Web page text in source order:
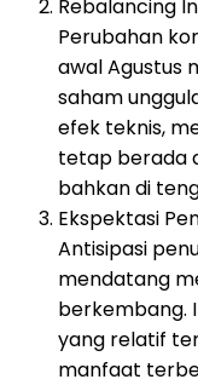
Rebalancing
Perubahan
awal Agustus
saham
efek teknis,
tetap berada
bahkan di
Ekspektasi
Antisipasi
mendatang
berkembang.
yang relatif
manfaat